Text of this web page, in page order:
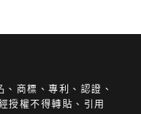
商標、專利、認證、
授權不得轉貼、引用